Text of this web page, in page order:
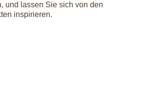
und lassen Sie sich von den
inspirieren.